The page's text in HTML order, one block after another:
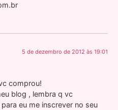
5 de dezembro de 2012 às 19:01
comprou!
blog , lembra q vc
eu me inscrever no seu